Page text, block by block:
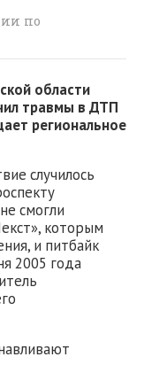
по
области
травмы в ДТП
региональное
случилось
смогли
которым
и питбайк
2005 года